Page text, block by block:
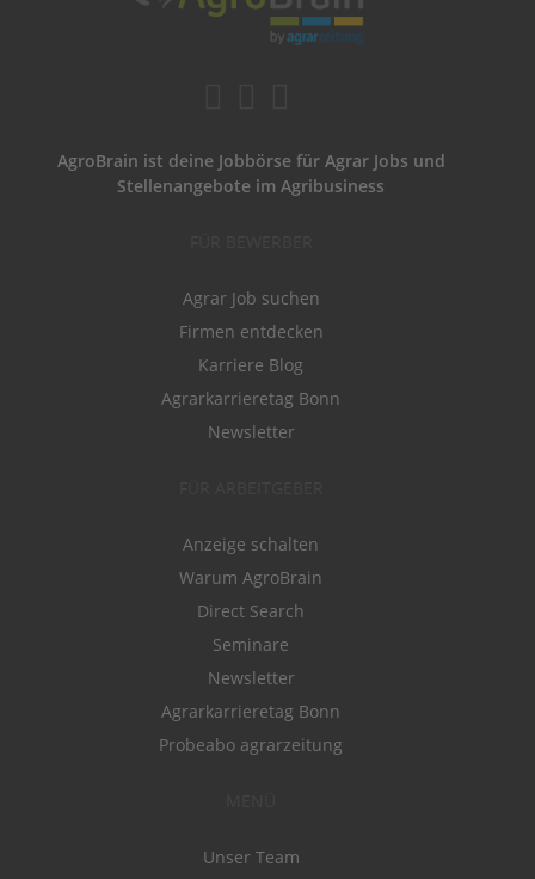
AgroBrain ist deine Jobbörse für Agrar Jobs und
Stellenangebote im Agribusiness
Agrar Job suchen
Firmen entdecken
Karriere Blog
Agrarkarrieretag Bonn
Newsletter
Anzeige schalten
Warum AgroBrain
Direct Search
Seminare
Newsletter
Agrarkarrieretag Bonn
Probeabo agrarzeitung
Unser Team